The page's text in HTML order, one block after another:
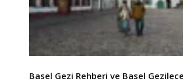
Basel Gezi Rehberi ve Basel